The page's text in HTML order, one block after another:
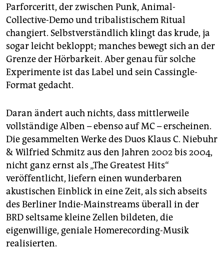
Parforceritt, der zwischen Punk, Animal-
Collective-Demo und tribalistischem Ritual
changiert. Selbstverständlich klingt das krude, ja
sogar leicht bekloppt; manches bewegt sich an der
Grenze der Hörbarkeit. Aber genau für solche
Experimente ist das Label und sein Cassingle-
Format gedacht.
Daran ändert auch nichts, dass mittlerweile
vollständige Alben – ebenso auf MC – erscheinen.
Die gesammelten Werke des Duos Klaus C. Niebuhr
& Wilfried Schmitz aus den Jahren 2002 bis 2004,
nicht ganz ernst als „The Greatest Hits“
veröffentlicht, liefern einen wunderbaren
akustischen Einblick in eine Zeit, als sich abseits
des Berliner Indie-Mainstreams überall in der
BRD seltsame kleine Zellen bildeten, die
eigenwillige, geniale Homerecording-Musik
realisierten.